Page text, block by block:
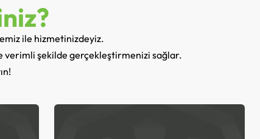
ile hizmetinizdeyiz.
verimli şekilde gerçekleştirmenizi sağlar.